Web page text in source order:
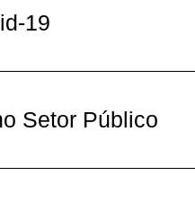
19
Setor Público